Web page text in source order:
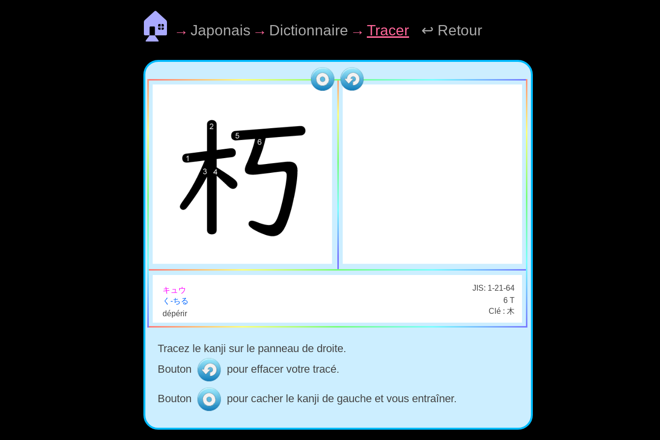
🏠 → Japonais → Dictionnaire → Tracer ↩ Retour
キュウ
JIS: 1-21-64
く-ちる
6 T
dépérir
Clé : 木
Tracez le kanji sur le panneau de droite.
Bouton
pour effacer votre tracé.
Bouton pour cacher le kanji de gauche et vous entraîner.